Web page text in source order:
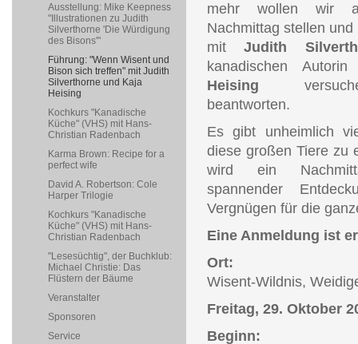
mehr wollen wir
Nachmittag stellen
mitJudith
kanadischen
Heising
beantworten.
Es gibt unheimlich
diese großen Tiere zu
wird ein
spannender
Vergnügen für die
Eine Anmeldung ist
Ort:
Wisent-Wildnis,
Freitag, 29. Oktober
Beginn:
Ausstellung: Mike Keepness
"Illustrationen zu Judith
Silverthorne 'Die Würdigung
des Bisons'"
Führung: "Wenn Wisent und
Bison sich treffen" mit Judith
Silverthorne und Kaja
Heising
Kochkurs "Kanadische
Küche" (VHS) mit Hans-
Christian Radenbach
Karma Brown: Recipe for a
perfect wife
David A. Robertson: Cole
Harper Trilogie
Kochkurs "Kanadische
Küche" (VHS) mit Hans-
Christian Radenbach
"Lesesüchtig", der Buchklub:
Michael Christie: Das
Flüstern der Bäume
Veranstalter
Sponsoren
Service